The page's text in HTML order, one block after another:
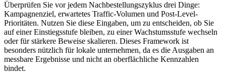
Überprüfen Sie vor jedem Nachbestellungszyklus drei Dinge:
Kampagnenziel, erwartetes Traffic-Volumen und Post-Level-
Prioritäten. Nutzen Sie diese Eingaben, um zu entscheiden, ob Sie
auf einer Einstiegsstufe bleiben, zu einer Wachstumsstufe wechseln
oder für stärkere Beweise skalieren. Dieses Framework ist
besonders nützlich für lokale unternehmen, da es die Ausgaben an
messbare Ergebnisse und nicht an oberflächliche Kennzahlen
bindet.